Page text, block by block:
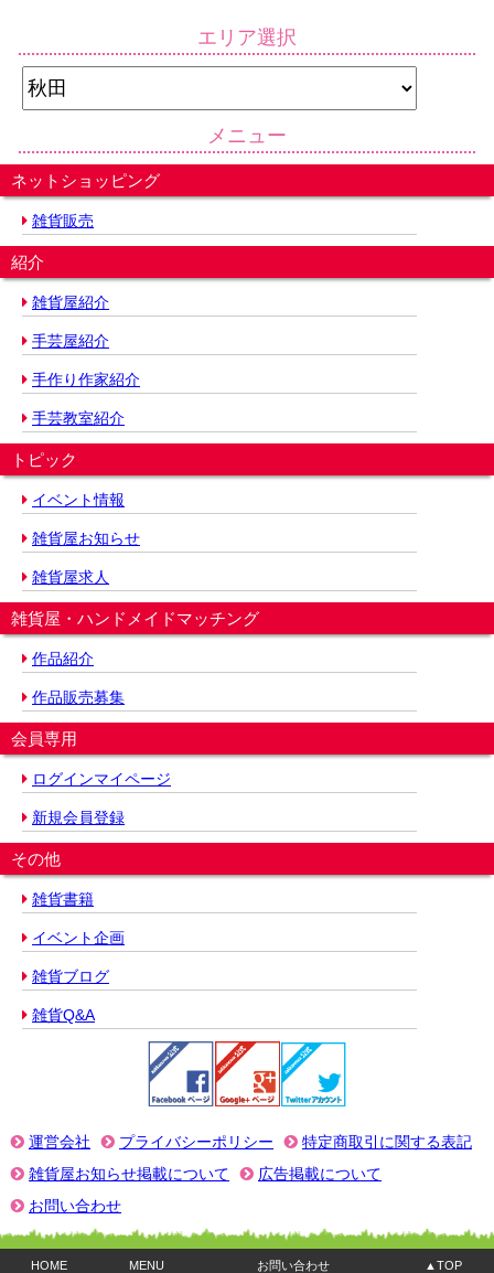
エリア選択
メニュー
ネットショッピング
雑貨販売
紹介
雑貨屋紹介
手芸屋紹介
手作り作家紹介
手芸教室紹介
トピック
イベント情報
雑貨屋お知らせ
雑貨屋求人
雑貨屋・ハンドメイドマッチング
作品紹介
作品販売募集
会員専用
ログインマイページ
新規会員登録
その他
雑貨書籍
イベント企画
雑貨ブログ
雑貨Q&A
HOME MENU お問い合わせ ▲TOP
運営会社 プライバシーポリシー
特定商取引に関する表記
雑貨屋お知らせ掲載について
広告掲載について
お問い合わせ